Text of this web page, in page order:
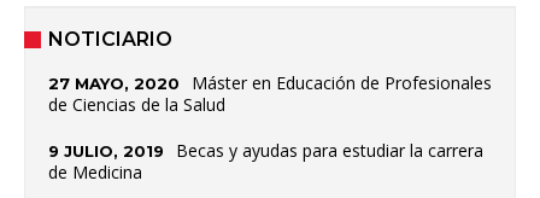
NOTICIARIO
27 MAYO, 2020
Máster en Educación de Profesionales
de Ciencias de la Salud
9 JULIO, 2019
Becas y ayudas para estudiar la carrera
de Medicina